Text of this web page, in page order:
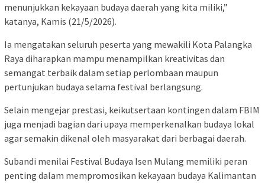
menunjukkan kekayaan budaya daerah yang kita miliki,”
katanya, Kamis (21/5/2026).
Ia mengatakan seluruh peserta yang mewakili Kota Palangka
Raya diharapkan mampu menampilkan kreativitas dan
semangat terbaik dalam setiap perlombaan maupun
pertunjukan budaya selama festival berlangsung.
Selain mengejar prestasi, keikutsertaan kontingen dalam FBIM
juga menjadi bagian dari upaya memperkenalkan budaya lokal
agar semakin dikenal oleh masyarakat dari berbagai daerah.
Subandi menilai Festival Budaya Isen Mulang memiliki peran
penting dalam mempromosikan kekayaan budaya Kalimantan